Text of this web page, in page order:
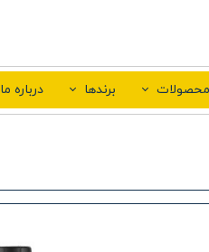
محصولات برندها درباره ما